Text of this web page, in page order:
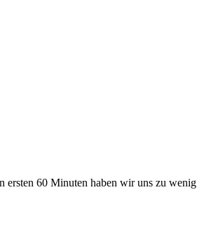
ersten 60 Minuten haben wir uns zu wenig